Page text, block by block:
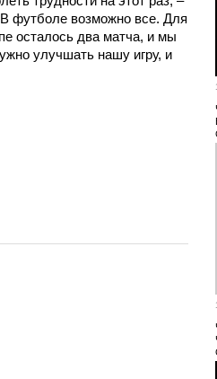
футболе возможно все. Для
осталось два матча, и мы
улучшать нашу игру, и